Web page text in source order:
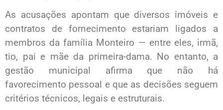
As acusações apontam que diversos imóveis e
contratos de fornecimento estariam ligados a
membros da família Monteiro — entre eles, irmã,
tio, pai e mãe da primeira-dama. No entanto, a
gestão municipal afirma que não há
favorecimento pessoal e que as decisões seguem
critérios técnicos, legais e estruturais.